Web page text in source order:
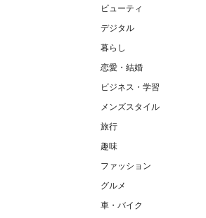
ビューティ
デジタル
暮らし
恋愛・結婚
ビジネス・学習
メンズスタイル
旅行
趣味
ファッション
グルメ
車・バイク